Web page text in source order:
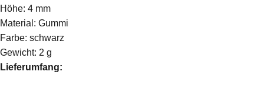
Höhe: 4 mm
Material: Gummi
Farbe: schwarz
Gewicht: 2 g
Lieferumfang: